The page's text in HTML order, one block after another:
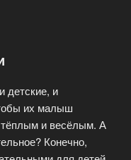
детские, и
их малыш
тёплым и весёлым. А
Конечно,